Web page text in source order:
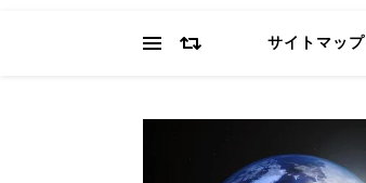
サイトマップ